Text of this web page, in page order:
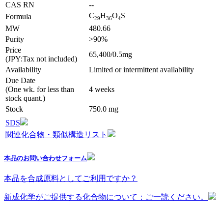
CAS RN
--
Formula
C29H36O4S
MW
480.66
Purity
>90%
Price
(JPY:Tax not included)
65,400/0.5mg
Availability
Limited or intermittent availability
Due Date
(One wk. for less than
stock quant.)
4 weeks
Stock
750.0 mg
SDS
関連化合物・類似構造リスト
本品のお問い合わせフォーム
本品を合成原料としてご利用ですか？
新成化学がご提供する化合物について：ご一読ください。